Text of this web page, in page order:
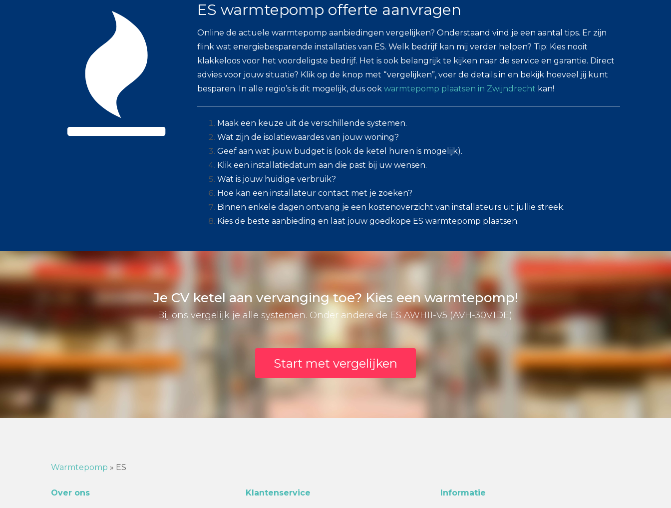
ES warmtepomp offerte aanvragen
Online de actuele warmtepomp aanbiedingen vergelijken? Onderstaand vind je een aantal tips. Er zijn
flink wat energiebesparende installaties van ES. Welk bedrijf kan mij verder helpen? Tip: Kies nooit
klakkeloos voor het voordeligste bedrijf. Het is ook belangrijk te kijken naar de service en garantie. Direct
advies voor jouw situatie? Klik op de knop met “vergelijken”, voer de details in en bekijk hoeveel jij kunt
besparen. In alle regio’s is dit mogelijk, dus ook warmtepomp plaatsen in Zwijndrecht kan!
Maak een keuze uit de verschillende systemen.
Wat zijn de isolatiewaardes van jouw woning?
Geef aan wat jouw budget is (ook de ketel huren is mogelijk).
Klik een installatiedatum aan die past bij uw wensen.
Wat is jouw huidige verbruik?
Hoe kan een installateur contact met je zoeken?
Binnen enkele dagen ontvang je een kostenoverzicht van installateurs uit jullie streek.
Kies de beste aanbieding en laat jouw goedkope ES warmtepomp plaatsen.
Je CV ketel aan vervanging toe? Kies een warmtepomp!
Bij ons vergelijk je alle systemen. Onder andere de ES AWH11-V5 (AVH-30V1DE).
Start met vergelijken
Warmtepomp » ES
Over ons Klantenservice Informatie